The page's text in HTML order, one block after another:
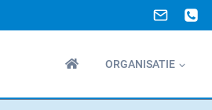
ORGANISATIE